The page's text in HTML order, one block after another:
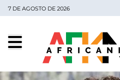
7 DE AGOSTO DE 2026